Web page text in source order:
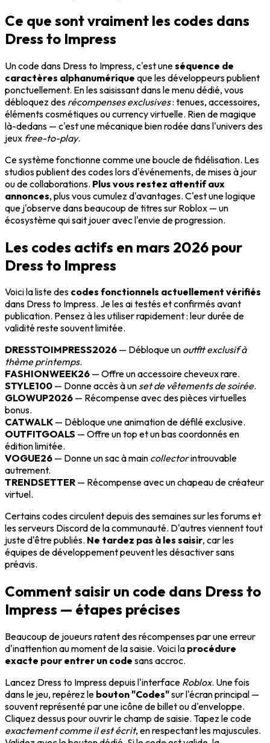
Ce que sont vraiment les codes dans
Dress to Impress
Un code dans Dress to Impress, c'est uneséquence de
caractères alphanumérique que les développeurs publient
ponctuellement. En les saisissant dans le menu dédié, vous
débloquez des récompenses exclusives: tenues, accessoires,
éléments cosmétiques ou currency virtuelle. Rien de magique
là-dedans — c'est une mécanique bien rodée dans l'univers des
jeux free-to-play.
Ce système fonctionne comme une boucle de fidélisation. Les
studios publient des codes lors d'événements, de mises à jour
ou de collaborations. Plus vous restez attentif aux
annonces, plus vous cumulez d'avantages. C'est une logique
que j'observe dans beaucoup de titres sur Roblox — un
écosystème qui sait jouer avec l'envie de progression.
Les codes actifs en mars 2026 pour
Dress to Impress
Voici la liste des codes fonctionnels actuellement vérifiés
dans Dress to Impress. Je les ai testés et confirmés avant
publication. Pensez à les utiliser rapidement : leur durée de
validité reste souvent limitée.
DRESSTOIMPRESS2026 — Débloque un outfit exclusif à
thème printemps.
FASHIONWEEK26 — Offre un accessoire cheveux rare.
STYLE100 — Donne accès à un set de vêtements de soirée.
GLOWUP2026 — Récompense avec des pièces virtuelles
bonus.
CATWALK — Débloque une animation de défilé exclusive.
OUTFITGOALS — Offre un top et un bas coordonnés en
édition limitée.
VOGUE26 — Donne un sac à main collectorintrouvable
autrement.
TRENDSETTER — Récompense avec un chapeau de créateur
virtuel.
Certains codes circulent depuis des semaines sur les forums et
les serveurs Discord de la communauté. D'autres viennent tout
juste d'être publiés. Ne tardez pas à les saisir, car les
équipes de développement peuvent les désactiver sans
préavis.
Comment saisir un code dans Dress to
Impress — étapes précises
Beaucoup de joueurs ratent des récompenses par une erreur
d'inattention au moment de la saisie. Voici la procédure
exacte pour entrer un code sans accroc.
Lancez Dress to Impress depuis l'interface Roblox. Une fois
dans le jeu, repérez le bouton "Codes"sur l'écran principal —
souvent représenté par une icône de billet ou d'enveloppe.
Cliquez dessus pour ouvrir le champ de saisie. Tapez le code
exactement comme il est écrit, en respectant les majuscules.